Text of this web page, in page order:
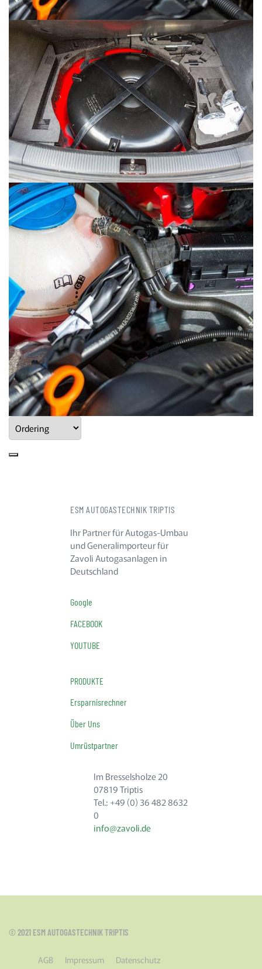
ESM AUTOGASTECHNIK TRIPTIS
Ihr Partner für Autogas-Umbau
und Generalimporteur für
Zavoli Autogasanlagen in
Deutschland
Google
FACEBOOK
YOUTUBE
PRODUKTE
Ersparnisrechner
Über Uns
Umrüstpartner
Im Bresselsholze 20
07819 Triptis
Tel.: +49 (0) 36 482 8632
0
info@zavoli.de
© 2021 ESM AUTOGASTECHNIK TRIPTIS
AGB Impressum Datenschutz